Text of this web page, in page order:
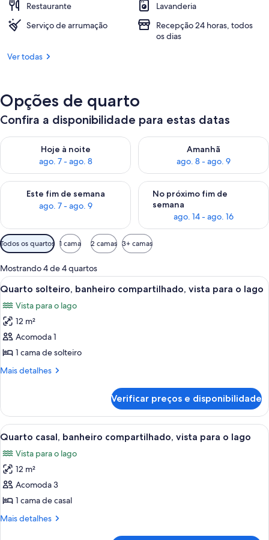
Café da manhã, almoço e jantar
Restaurante
Lavanderia
Serviço de arrumação
Recepção 24 horas, todos
os dias
Ver todas
Opções de quarto
Confira a disponibilidade para estas datas
Hoje à noite
ago. 7 - ago. 8
Verifica a disponibilidade para esta noite, ago. 7 - ago. 8
Amanhã
ago. 8 - ago. 9
Verifica a disponibilidade
Este fim de semana
ago. 7 - ago. 9
Verifica a disponibilidade para este fim de semana, ago. 7 -
No próximo fim de
semana
ago. 14 - ago. 16
Verifica a disponibilidade
Filtros
disponíveis
para
os
quartos
Todos os quartos 1 cama 2 camas 3+ camas
Mostrando 4 de 4 quartos
Carrega
todas
as
fotos
de
Quarto
solteiro,
vista
para
o
lago
Quarto com cama, janela com
2
Quarto solteiro, banheiro compartilhado, vista para o lago
Vista para o lago
12 m²
Acomoda 1
1 cama de solteiro
Mais detalhes
Mais
solteiro,
banheiro
compartilhado,
para
o
lago
Verificar preços e disponibilidade
Carrega
todas
as
fotos
de
Quarto
casal,
Uma cama com um cobertor listrado
2
Quarto casal, banheiro compartilhado, vista para o lago
Vista para o lago
12 m²
Acomoda 3
1 cama de casal
Mais detalhes
Mais